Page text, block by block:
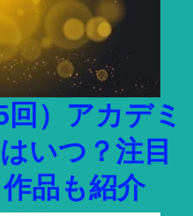
）アカデミ
いつ？注目
品も紹介